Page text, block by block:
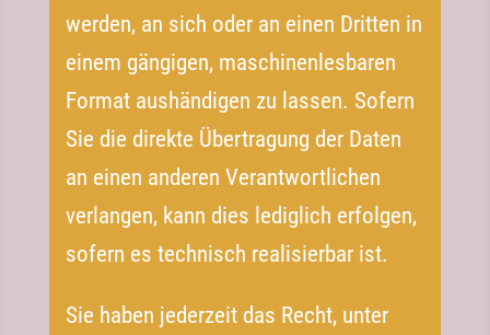
werden, an sich oder an einen Dritten in
einem gängigen, maschinenlesbaren
Format aushändigen zu lassen. Sofern
Sie die direkte Übertragung der Daten
an einen anderen Verantwortlichen
verlangen, kann dies lediglich erfolgen,
sofern es technisch realisierbar ist.
Sie haben jederzeit das Recht, unter